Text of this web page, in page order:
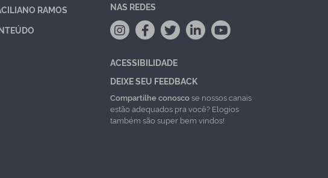
RAMOS
NAS REDES
ACESSIBILIDADE
DEIXE SEU FEEDBACK
Compartilhe conoscose nossos canais
estão adequados pra você? Elogios
também são super bem vindos!